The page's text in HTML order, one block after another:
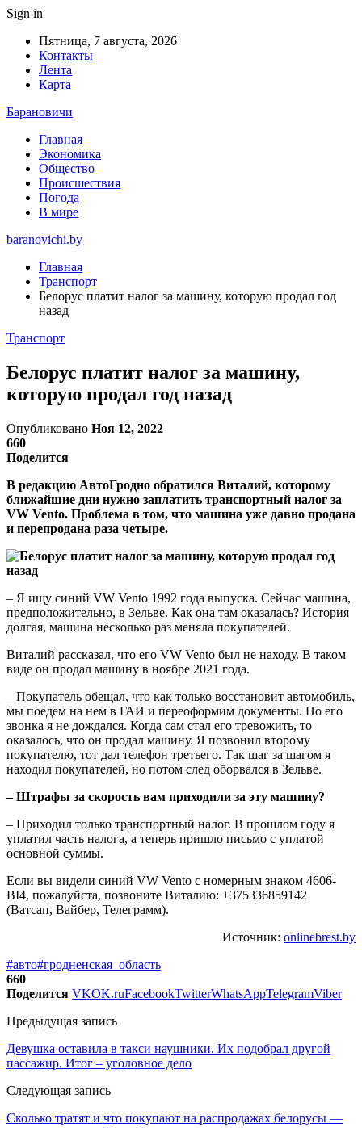
Sign in
Пятница, 7 августа, 2026
Контакты
Лента
Карта
Барановичи
Главная
Экономика
Общество
Происшествия
Погода
В мире
baranovichi.by
Главная
Транспорт
Белорус платит налог за машину, которую продал год
назад
Транспорт
Белорус платит налог за машину,
которую продал год назад
Опубликовано Ноя 12, 2022
660
Поделится
В редакцию АвтоГродно обратился Виталий, которому
ближайшие дни нужно заплатить транспортный налог за
VW Vento. Проблема в том, что машина уже давно продана
и перепродана раза четыре.
– Я ищу синий VW Vento 1992 года выпуска. Сейчас машина,
предположительно, в Зельве. Как она там оказалась? История
долгая, машина несколько раз меняла покупателей.
Виталий рассказал, что его VW Vento был не находу. В таком
виде он продал машину в ноябре 2021 года.
– Покупатель обещал, что как только восстановит автомобиль,
мы поедем на нем в ГАИ и переоформим документы. Но его
звонка я не дождался. Когда сам стал его тревожить, то
оказалось, что он продал машину. Я позвонил второму
покупателю, тот дал телефон третьего. Так шаг за шагом я
находил покупателей, но потом след оборвался в Зельве.
– Штрафы за скорость вам приходили за эту машину?
– Приходил только транспортный налог. В прошлом году я
уплатил часть налога, а теперь пришло письмо с уплатой
основной суммы.
Если вы видели синий VW Vento с номерным знаком 4606-
BI4, пожалуйста, позвоните Виталию: +375336859142
(Ватсап, Вайбер, Телеграмм).
Источник: onlinebrest.by
#авто#гродненская_область
660
Поделится VKOK.ruFacebookTwitterWhatsAppTelegramViber
Предыдущая запись
Девушка оставила в такси наушники. Их подобрал другой
пассажир. Итог – уголовное дело
Следующая запись
Сколько тратят и что покупают на распродажах белорусы —